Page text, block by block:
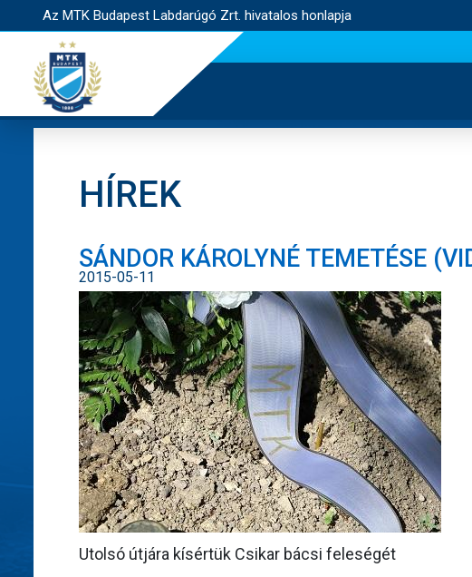
Az MTK Budapest Labdarúgó Zrt. hivatalos honlapja
HÍREK
SÁNDOR KÁROLYNÉ TEMETÉSE
2015-05-11
Utolsó útjára kísértük Csikar bácsi feleségét